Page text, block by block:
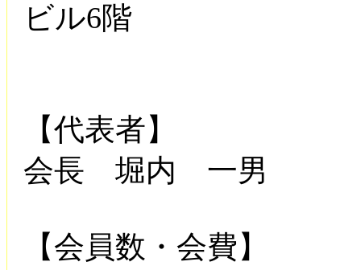
ビル6階
【代表者】
会長 堀内 一男
【会員数・会費】